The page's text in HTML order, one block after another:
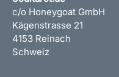
c/o Honeygoat GmbH
Kägenstrasse 21
4153 Reinach
Schweiz